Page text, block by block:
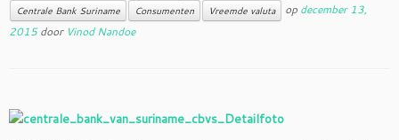
Centrale Bank Suriname Consumenten Vreemde valuta op december 13,
2015 door Vinod Nandoe